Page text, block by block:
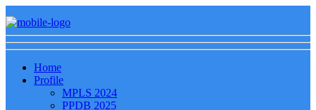
Home
Profile
MPLS 2024
PPDB 2025